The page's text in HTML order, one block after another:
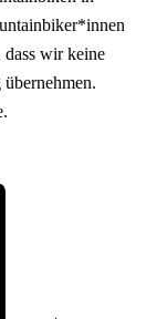
dass wir keine